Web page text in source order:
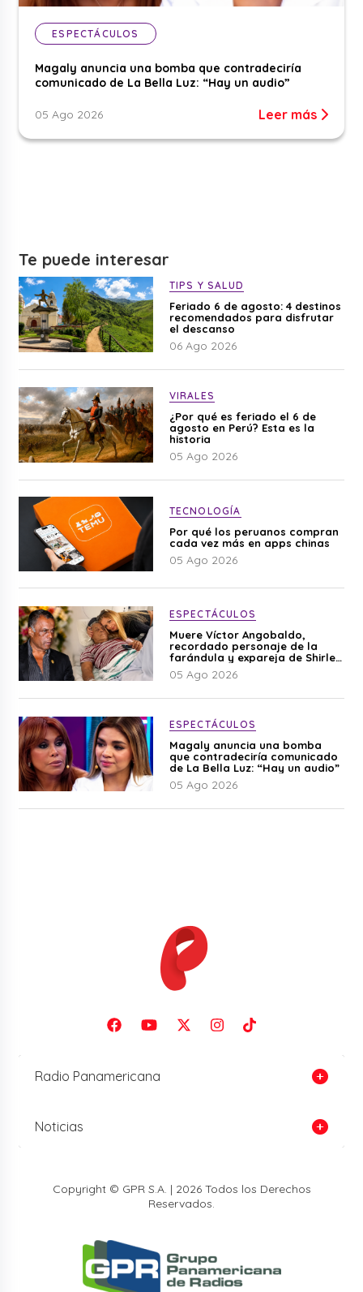
ESPECTÁCULOS
Magaly anuncia una bomba que contradeciría
comunicado de La Bella Luz: “Hay un audio”
05 Ago 2026 Leer más
Te puede interesar
TIPS Y SALUD
Feriado 6 de agosto: 4 destinos
recomendados para disfrutar
el descanso
06 Ago 2026
VIRALES
¿Por qué es feriado el 6 de
agosto en Perú? Esta es la
historia
05 Ago 2026
TECNOLOGÍA
Por qué los peruanos compran
cada vez más en apps chinas
05 Ago 2026
ESPECTÁCULOS
Muere Víctor Angobaldo,
recordado personaje de la
farándula y expareja de Shirley
Cherres
05 Ago 2026
ESPECTÁCULOS
Magaly anuncia una bomba
que contradeciría comunicado
de La Bella Luz: “Hay un audio”
05 Ago 2026
Radio Panamericana
Noticias
Copyright © GPR S.A. | 2026 Todos los Derechos
Reservados.